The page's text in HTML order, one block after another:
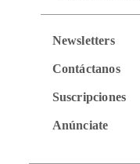
Newsletters
Contáctanos
Suscripciones
Anúnciate